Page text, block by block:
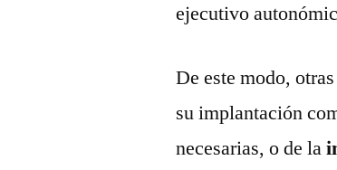
ejecutivo
De este modo,
su implantación
necesarias, o de la